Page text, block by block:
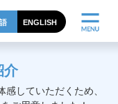
ENGLISH
介
していただくため、